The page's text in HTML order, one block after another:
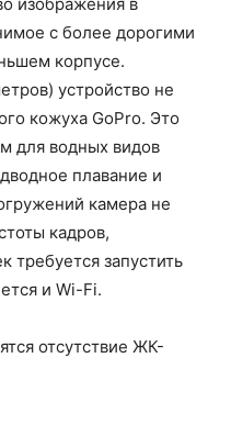
изображения в
с более дорогими
корпусе.
устройство не
кожуха GoPro. Это
для водных видов
плавание и
камера не
кадров,
требуется запустить
и Wi-Fi.
отсутствие ЖК-